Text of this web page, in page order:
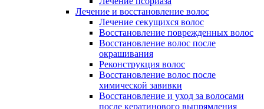
Лечение и восстановление волос
Лечение секущихся волос
Восстановление поврежденных волос
Восстановление волос после
окрашивания
Реконструкция волос
Восстановление волос после
химической завивки
Восстановление и уход за волосами
после кератинового выпрямления